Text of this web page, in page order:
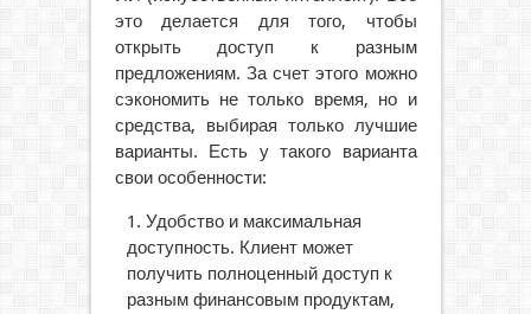
это делается для того, чтобы
открыть доступ к разным
предложениям. За счет этого можно
сэкономить не только время, но и
средства, выбирая только лучшие
варианты. Есть у такого варианта
свои особенности:
Удобство и максимальная
доступность. Клиент может
получить полноценный доступ к
разным финансовым продуктам,